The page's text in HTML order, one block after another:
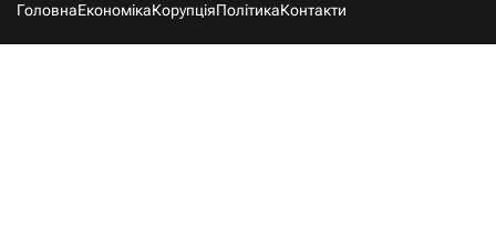
ГоловнаЕкономікаКорупціяПолітикаКонтакти